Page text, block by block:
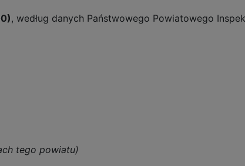
, według danych Państwowego Powiatowego
tego powiatu)